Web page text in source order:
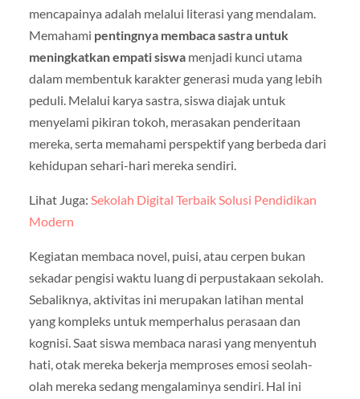
mencapainya adalah melalui literasi yang mendalam.
Memahami pentingnya membaca sastra untuk
meningkatkan empati siswamenjadi kunci utama
dalam membentuk karakter generasi muda yang lebih
peduli. Melalui karya sastra, siswa diajak untuk
menyelami pikiran tokoh, merasakan penderitaan
mereka, serta memahami perspektif yang berbeda dari
kehidupan sehari-hari mereka sendiri.
Lihat Juga: Sekolah Digital Terbaik Solusi Pendidikan
Modern
Kegiatan membaca novel, puisi, atau cerpen bukan
sekadar pengisi waktu luang di perpustakaan sekolah.
Sebaliknya, aktivitas ini merupakan latihan mental
yang kompleks untuk memperhalus perasaan dan
kognisi. Saat siswa membaca narasi yang menyentuh
hati, otak mereka bekerja memproses emosi seolah-
olah mereka sedang mengalaminya sendiri. Hal ini